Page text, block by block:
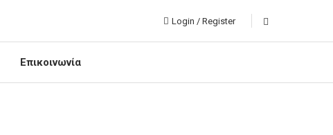
Login / Register
Επικοινωνία